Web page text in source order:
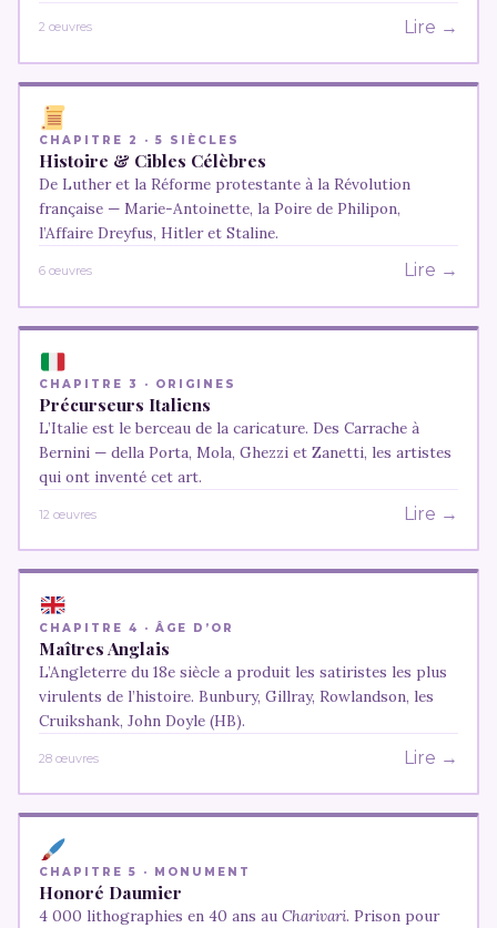
2 œuvres Lire →
CHAPITRE 2 · 5 SIÈCLES
Histoire & Cibles Célèbres
De Luther et la Réforme protestante à la Révolution
française — Marie-Antoinette, la Poire de Philipon,
l’Affaire Dreyfus, Hitler et Staline.
6 œuvres Lire →
CHAPITRE 3 · ORIGINES
Précurseurs Italiens
L’Italie est le berceau de la caricature. Des Carrache à
Bernini — della Porta, Mola, Ghezzi et Zanetti, les artistes
qui ont inventé cet art.
12 œuvres Lire →
CHAPITRE 4 · ÂGE D’OR
Maîtres Anglais
L’Angleterre du 18e siècle a produit les satiristes les plus
virulents de l’histoire. Bunbury, Gillray, Rowlandson, les
Cruikshank, John Doyle (HB).
28 œuvres Lire →
CHAPITRE 5 · MONUMENT
Honoré Daumier
4 000 lithographies en 40 ans auCharivari. Prison pour